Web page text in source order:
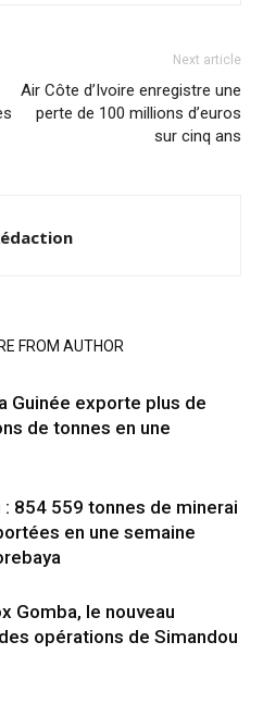
Next article
Air Côte d’Ivoire enregistre une
perte de 100 millions d’euros
sur cinq ans
FROM AUTHOR
Guinée exporte plus de
de tonnes en une
: 854 559 tonnes de minerai
en une semaine
Gomba, le nouveau
opérations de Simandou